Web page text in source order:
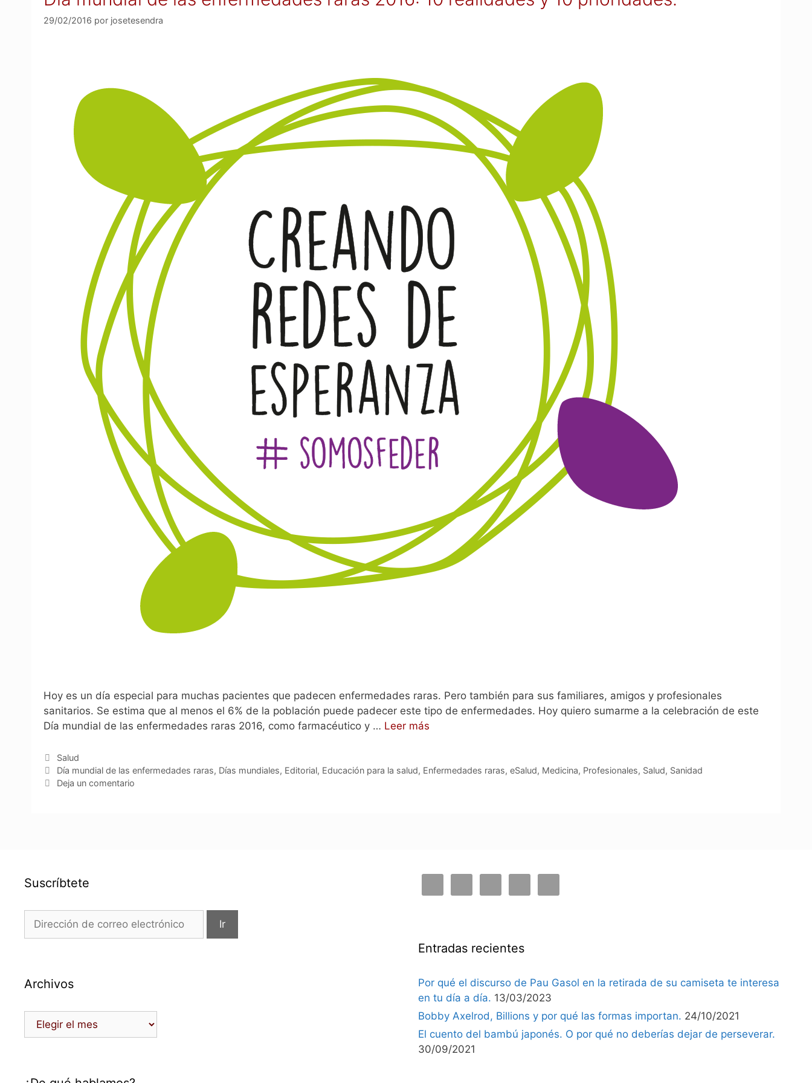
29/02/2016 por josetesendra
Hoy es un día especial para muchas pacientes que padecen enfermedades raras. Pero también para sus familiares, amigos y profesionales
sanitarios. Se estima que al menos el 6% de la población puede padecer este tipo de enfermedades. Hoy quiero sumarme a la celebración de este
Día mundial de las enfermedades raras 2016, como farmacéutico y … Leer más
Categorías
Salud
Etiquetas
Día mundial de las enfermedades raras, Días mundiales, Editorial, Educación para la salud, Enfermedades raras, eSalud, Medicina, Profesionales, Salud, Sanidad
Deja un comentario
Suscríbtete
Archivos
Archivos
Entradas recientes
Por qué el discurso de Pau Gasol en la retirada de su camiseta te interesa
en tu día a día. 13/03/2023
Bobby Axelrod, Billions y por qué las formas importan. 24/10/2021
El cuento del bambú japonés. O por qué no deberías dejar de perseverar.
30/09/2021